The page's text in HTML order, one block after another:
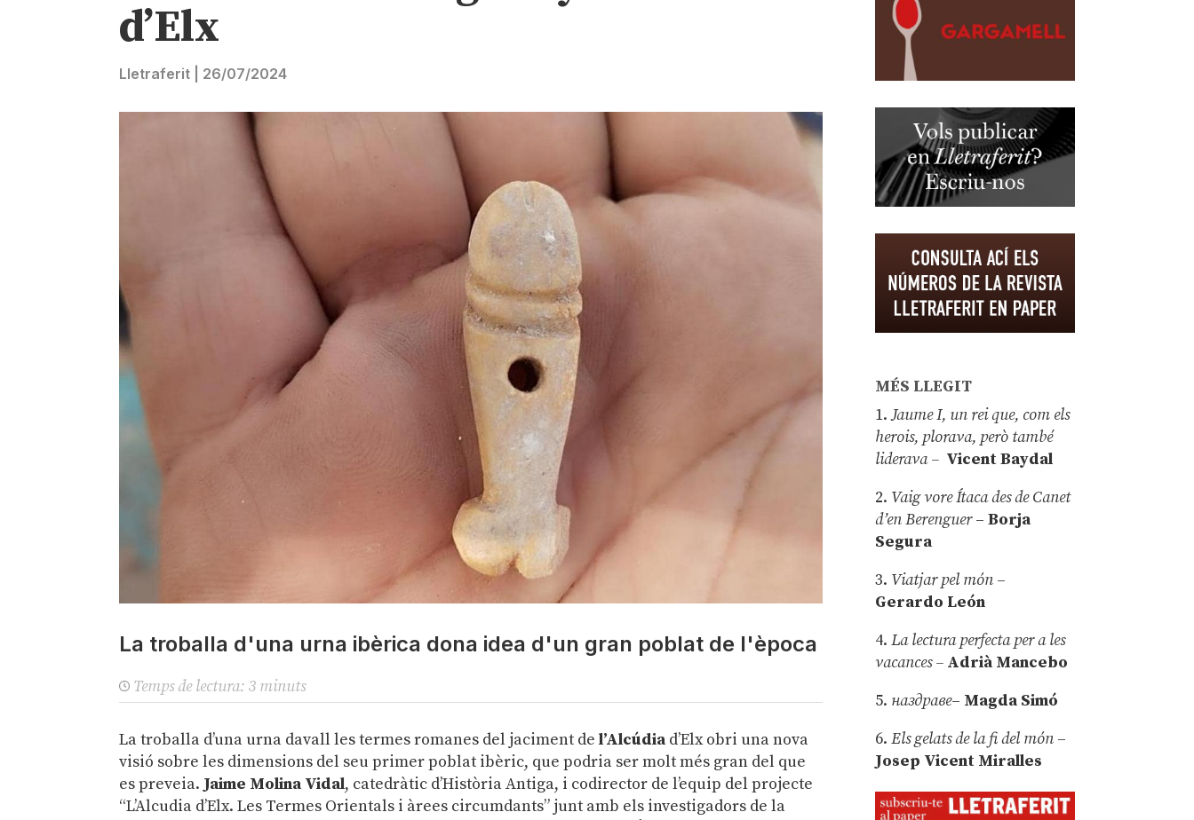
d’Elx
Lletraferit 26/07/2024
La troballa d'una urna ibèrica dona idea d'un gran poblat de l'època
Temps de lectura: 3 minuts
La troballa d’una urna davall les termes romanes del jaciment del’Alcúdia d’Elx obri una nova
visió sobre les dimensions del seu primer poblat ibèric, que podria ser molt més gran del que
es preveia. Jaime Molina Vidal, catedràtic d’Història Antiga, i codirector de l’equip del projecte
“L’Alcudia d’Elx. Les Termes Orientals i àrees circumdants” junt amb els investigadors de la
MÉS LLEGIT
1.Jaume I, un rei que, com els
herois, plorava, però també
liderava – Vicent Baydal
2. Vaig vore Ítaca des de Canet
d’en Berenguer–Borja
Segura
3. Viatjar pel món –
Gerardo León
4.La lectura perfecta per a les
vacances – Adrià Mancebo
5. наздраве– Magda Simó
6.Els gelats de la fi del món –
Josep Vicent Miralles